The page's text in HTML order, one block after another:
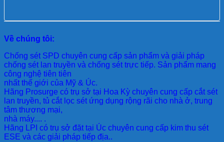
Về chúng tôi:
Chống sét SPD chuyên cung cấp sản phẩm và giải pháp
chống sét lan truyền và chống sét trực tiếp. Sản phẩm mang
công nghệ tiên tiên
nhất thế giới của Mỹ & Úc.
Hãng Prosurge có trụ sở tại Hoa Kỳ chuyên cung cấp cắt sét
lan truyền, tủ cắt lọc sét ứng dụng rộng rãi cho nhà ở, trung
tâm thương mại,
nhà máy.... .
Hãng LPI có trụ sở đặt tại Úc chuyên cung cấp kim thu sét
ESE và các giải pháp tiếp địa..